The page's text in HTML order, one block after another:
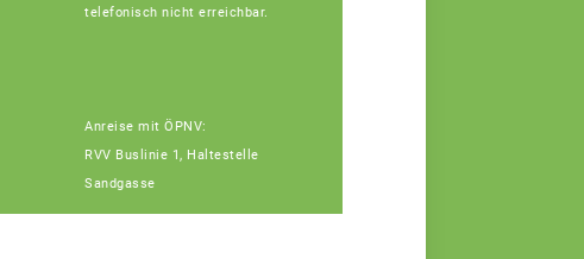
telefonisch nicht erreichbar.
Anreise mit ÖPNV:
RVV Buslinie 1, Haltestelle
Sandgasse